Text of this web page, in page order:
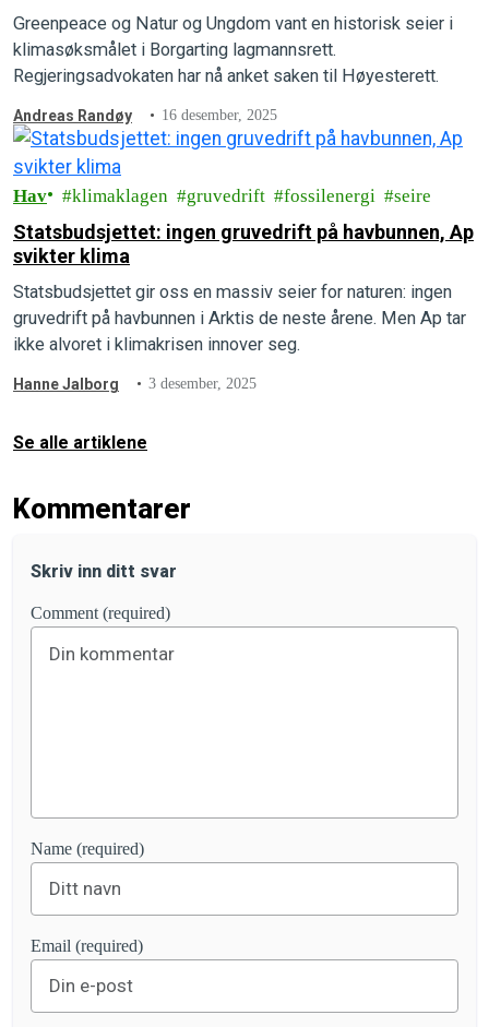
Greenpeace og Natur og Ungdom vant en historisk seier i
klimasøksmålet i Borgarting lagmannsrett.
Regjeringsadvokaten har nå anket saken til Høyesterett.
Andreas Randøy 16 desember, 2025
Hav klimaklagen gruvedrift fossilenergi seire
Statsbudsjettet: ingen gruvedrift på havbunnen, Ap
svikter klima
Statsbudsjettet gir oss en massiv seier for naturen: ingen
gruvedrift på havbunnen i Arktis de neste årene. Men Ap tar
ikke alvoret i klimakrisen innover seg.
Hanne Jalborg 3 desember, 2025
Se alle artiklene
Kommentarer
Skriv inn ditt svar
Comment (required)
Name (required)
Email (required)